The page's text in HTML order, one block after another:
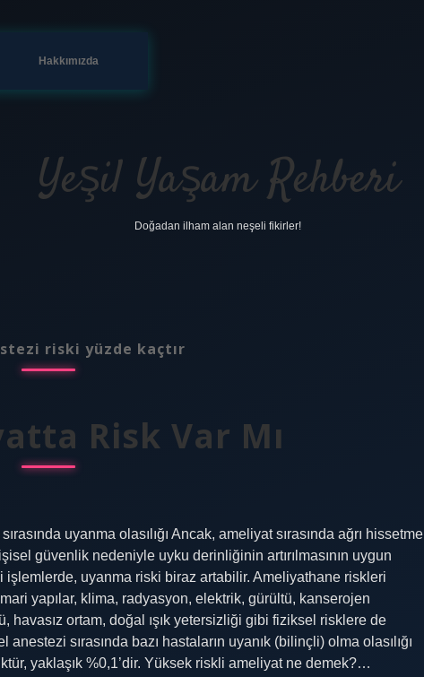
Hakkımızda
Yeşil Yaşam Rehberi
Doğadan ilham alan neşeli fikirler!
riski yüzde kaçtır
Risk Var Mı
uyanma olasılığı Ancak, ameliyat sırasında ağrı hissetme
güvenlik nedeniyle uyku derinliğinin artırılmasının uygun
işlemlerde, uyanma riski biraz artabilir. Ameliyathane riskleri
yapılar, klima, radyasyon, elektrik, gürültü, kanserojen
havasız ortam, doğal ışık yetersizliği gibi fiziksel risklere de
sırasında bazı hastaların uyanık (bilinçli) olma olasılığı
yaklaşık %0,1’dir. Yüksek riskli ameliyat ne demek?…